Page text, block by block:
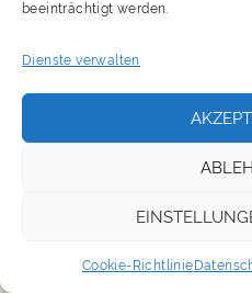
beeinträchtigt werden.
Dienste verwalten
Cookie-Richtlinie
nicht mehr live, sondern
geht das? Und wie geht
das schwarze Loch, das
Reaktion des Publikums,
wissen oftmals nicht, ob
langweilen. Umso
Kommunikation auf ein